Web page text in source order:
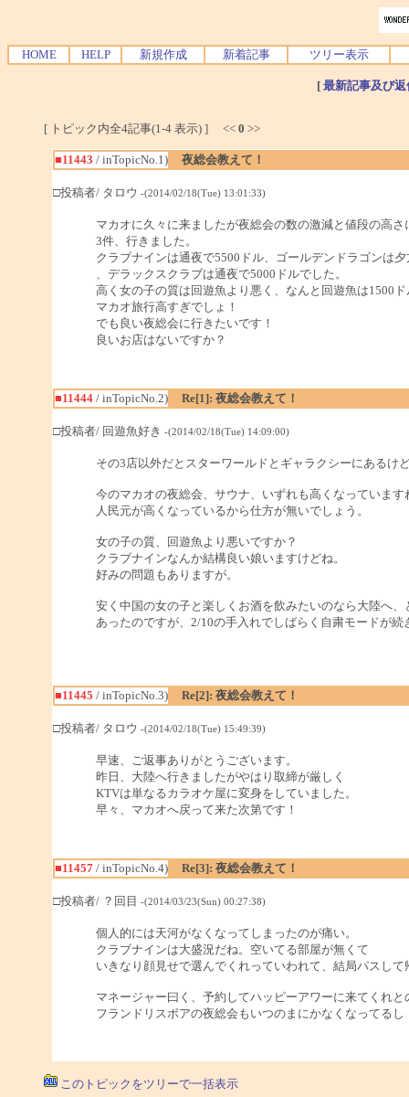
HOME HELP 新規作成 新着記事 ツリー表示
[ 最新記事及び
[ トピック内全4記事(1-4 表示) ] << 0 >>
■11443 / inTopicNo.1) 夜総会教えて！
□投稿者/ タロウ -(2014/02/18(Tue) 13:01:33)
マカオに久々に来ましたが夜総会の数の激減と値段の高さ
3件、行きました。
クラブナインは通夜で5500ドル、ゴールデンドラゴンは
、デラックスクラブは通夜で5000ドルでした。
高く女の子の質は回遊魚より悪く、なんと回遊魚は1500
マカオ旅行高すぎでしょ！
でも良い夜総会に行きたいです！
良いお店はないですか？
■11444/ inTopicNo.2) Re[1]: 夜総会教えて！
□投稿者/ 回遊魚好き -(2014/02/18(Tue) 14:09:00)
その3店以外だとスターワールドとギャラクシーにあるけ
今のマカオの夜総会、サウナ、いずれも高くなっています
人民元が高くなっているから仕方が無いでしょう。
女の子の質、回遊魚より悪いですか？
クラブナインなんか結構良い娘いますけどね。
好みの問題もありますが。
安く中国の女の子と楽しくお酒を飲みたいのなら大陸へ、
あったのですが、2/10の手入れでしばらく自粛モードが続
■11445 / inTopicNo.3) Re[2]: 夜総会教えて！
□投稿者/ タロウ -(2014/02/18(Tue) 15:49:39)
早速、ご返事ありがとうございます。
昨日、大陸へ行きましたがやはり取締が厳しく
KTVは単なるカラオケ屋に変身をしていました。
早々、マカオへ戻って来た次第です！
■11457/ inTopicNo.4) Re[3]: 夜総会教えて！
□投稿者/ ？回目 -(2014/03/23(Sun) 00:27:38)
個人的には天河がなくなってしまったのが痛い。
クラブナインは大盛況だね。空いてる部屋が無くて
いきなり顔見せで選んでくれっていわれて、結局パスして
マネージャー曰く、予約してハッピーアワーに来てくれと
フランドリスボアの夜総会もいつのまにかなくなってるし
このトピックをツリーで一括表示